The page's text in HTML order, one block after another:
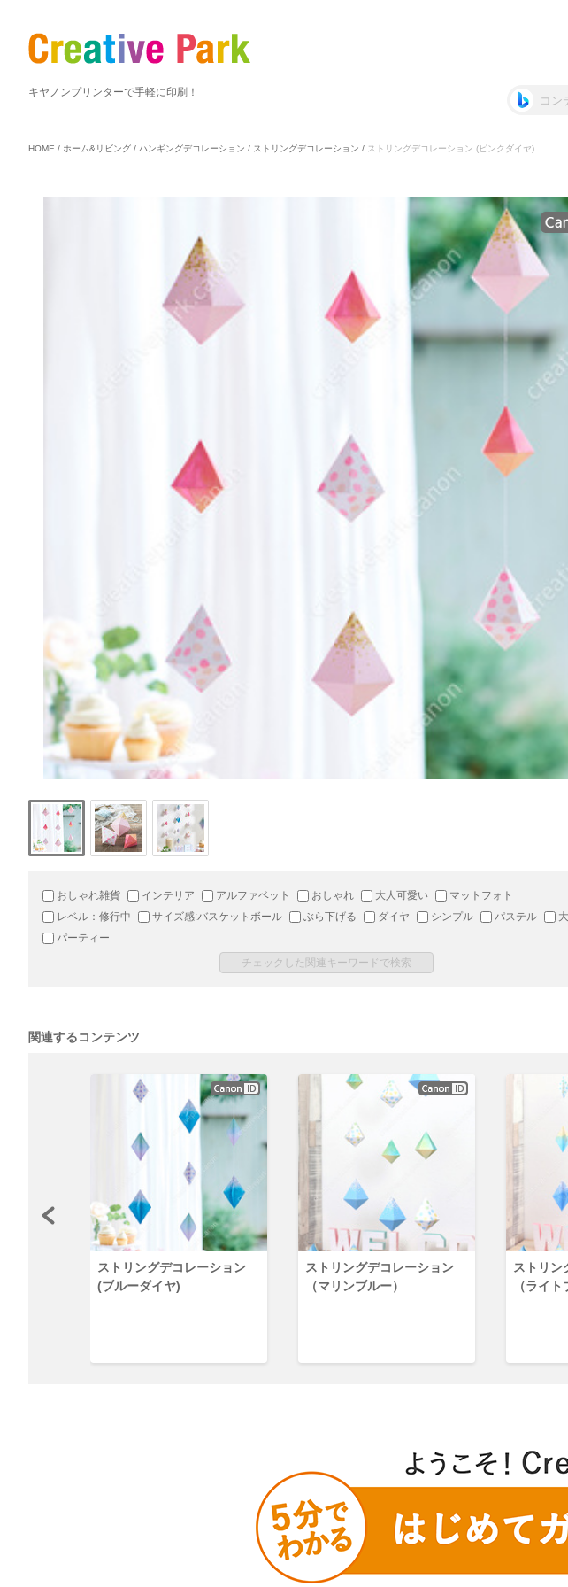
キヤノンプリンターで手軽に印刷！
HOME / ホーム&リビング / ハンギングデコレーション / ストリングデコレーション / ストリングデコレーション (ピンクダイヤ)
おしゃれ雑貨 インテリア アルファベット おしゃれ 大人可愛い
マットフォト
レベル：修行中
サイズ感:バスケットボール ぶら下げる ダイヤ シンプル パステル
パーティー
関連するコンテンツ
ストリングデコレーション
(ブルーダイヤ)
ストリングデコレーション
（マリンブルー）
ストリン
（ライト